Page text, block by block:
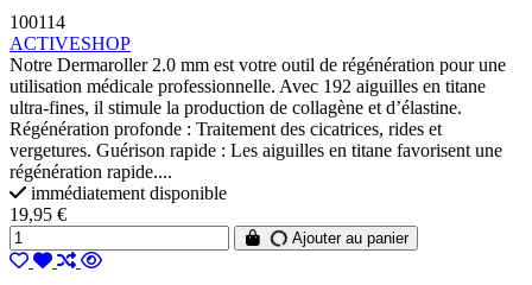
100114
ACTIVESHOP
Notre Dermaroller 2.0 mm est votre outil de régénération pour une
utilisation médicale professionnelle. Avec 192 aiguilles en titane
ultra-fines, il stimule la production de collagène et d’élastine.
Régénération profonde : Traitement des cicatrices, rides et
vergetures. Guérison rapide : Les aiguilles en titane favorisent une
régénération rapide....
immédiatement disponible
19,95 €
Ajouter au panier